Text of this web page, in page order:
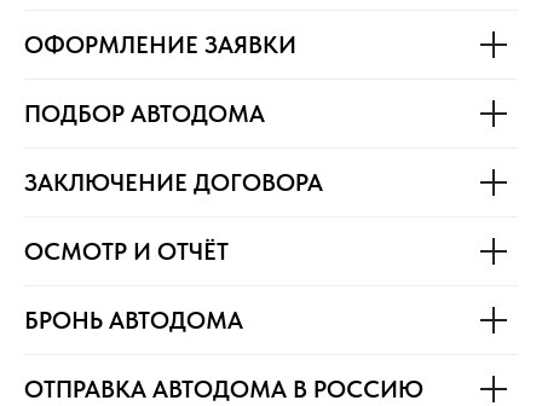
ОФОРМЛЕНИЕ ЗАЯВКИ
ПОДБОР АВТОДОМА
ЗАКЛЮЧЕНИЕ ДОГОВОРА
ОСМОТР И ОТЧЁТ
БРОНЬ АВТОДОМА
ОТПРАВКА АВТОДОМА В РОССИЮ